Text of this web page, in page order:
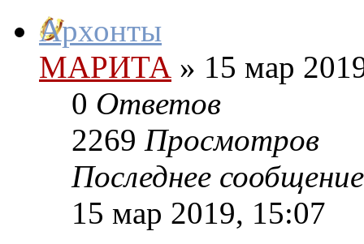
Архонты
МАРИТА » 15 мар
0 Ответов
2269 Просмотров
Последнее сообщение
15 мар 2019, 15:07